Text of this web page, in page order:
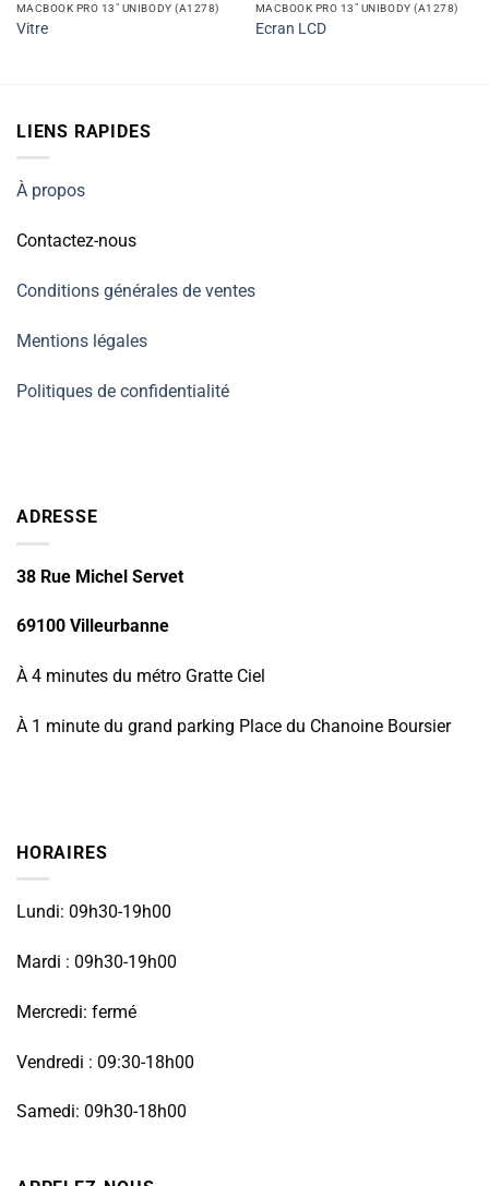
MACBOOK PRO 13" UNIBODY (A1278)
Vitre
MACBOOK PRO 13" UNIBODY (A1278)
Ecran LCD
LIENS RAPIDES
À propos
Contactez-nous
Conditions générales de ventes
Mentions légales
Politiques de confidentialité
ADRESSE
38 Rue Michel Servet
69100 Villeurbanne
À 4 minutes du métro Gratte Ciel
À 1 minute du grand parking Place du Chanoine Boursier
HORAIRES
Lundi: 09h30-19h00
Mardi : 09h30-19h00
Mercredi: fermé
Vendredi : 09:30-18h00
Samedi: 09h30-18h00